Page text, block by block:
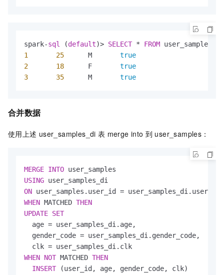
spark-sql (default)> SELECT *
FROM
1
25
true
2
18
true
3
35 true
合并数据
使用上述 user_samples_di 表 merge into 到 user_samples：
MERGE INTO
USING
ON user_samples.user_id =
WHEN MATCHED THEN
UPDATE SET
  age
= user_samples_di.age,
  gender_code
= user_samples_di.gender_code,
  clk
=
WHEN NOT MATCHED THEN
INSERT (user_id, age, gender_code, clk)